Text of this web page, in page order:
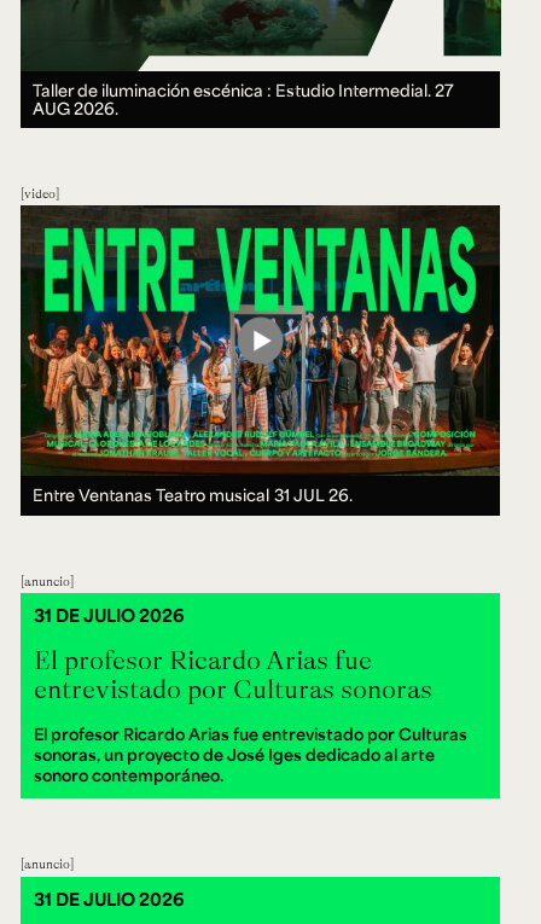
Taller de iluminación escénica : Estudio Intermedial.27
AUG 2026.
video
Entre Ventanas Teatro musical 31 JUL 26.
anuncio
El profesor Ricardo Arias fue
entrevistado por Culturas sonoras
El profesor Ricardo Arias fue entrevistado por Culturas
sonoras, un proyecto de José Iges dedicado al arte
sonoro contemporáneo.
31 DE JULIO 2026
anuncio
31 DE JULIO 2026